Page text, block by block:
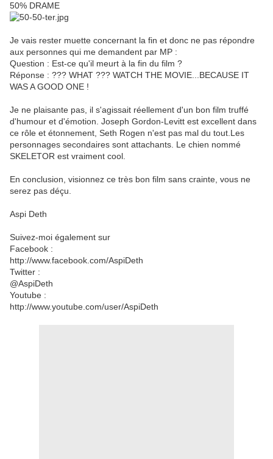
50% DRAME
Je vais rester muette concernant la fin et donc ne pas répondre
aux personnes qui me demandent par MP :
Question : Est-ce qu'il meurt à la fin du film ?
Réponse : ??? WHAT ??? WATCH THE MOVIE...BECAUSE IT
WAS A GOOD ONE !
Je ne plaisante pas, il s'agissait réellement d'un bon film truffé
d'humour et d'émotion. Joseph Gordon-Levitt est excellent dans
ce rôle et étonnement, Seth Rogen n'est pas mal du tout.Les
personnages secondaires sont attachants. Le chien nommé
SKELETOR est vraiment cool.
En conclusion, visionnez ce très bon film sans crainte, vous ne
serez pas déçu.
Aspi Deth
Suivez-moi également sur
Facebook :
http://www.facebook.com/AspiDeth
Twitter :
@AspiDeth
Youtube :
http://www.youtube.com/user/AspiDeth